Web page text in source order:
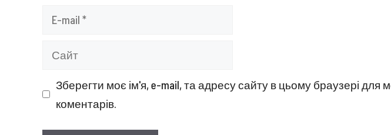
Сайт
Зберегти моє ім'я, e-mail, та адресу сайту в цьому браузері для
коментарів.